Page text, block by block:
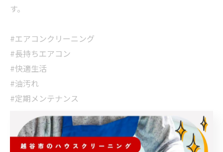
す。
#エアコンクリーニング
#長持ちエアコン
#快適生活
#油汚れ
#定期メンテナンス